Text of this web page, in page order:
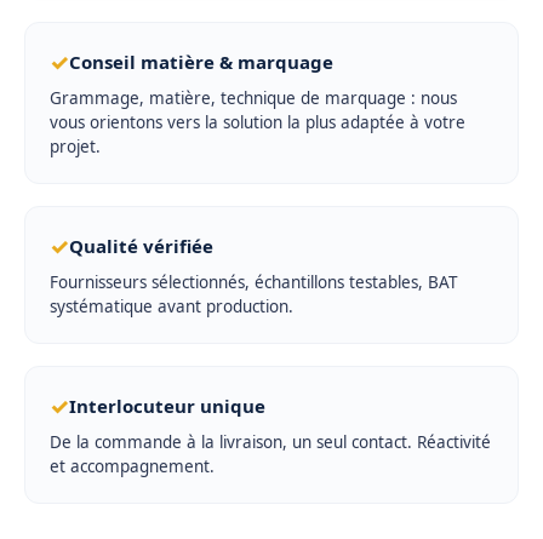
✓Conseil matière & marquage
Grammage, matière, technique de marquage : nous
vous orientons vers la solution la plus adaptée à votre
projet.
✓Qualité vérifiée
Fournisseurs sélectionnés, échantillons testables, BAT
systématique avant production.
✓Interlocuteur unique
De la commande à la livraison, un seul contact. Réactivité
et accompagnement.